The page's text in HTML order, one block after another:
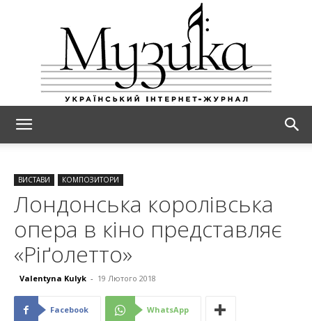
ВИСТАВИ КОМПОЗИТОРИ
Лондонська королівська
опера в кіно представляє
«Ріґолетто»
Valentyna Kulyk - 19 Лютого 2018
Facebook WhatsApp